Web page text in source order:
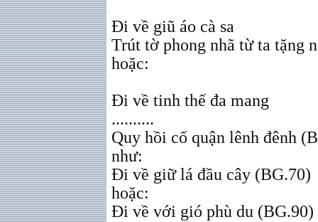
Đi về giũ áo cà sa
Trút tờ phong nhã từ ta tặng
hoặc:
Đi về tinh thế đa mang
..........
Quy hồi cố quận lênh đênh
như:
Đi về giữ lá đầu cây (BG.70)
hoặc:
Đi về với gió phù du (BG.90)